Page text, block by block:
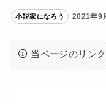
小説家になろう 2021年9
当ページのリン